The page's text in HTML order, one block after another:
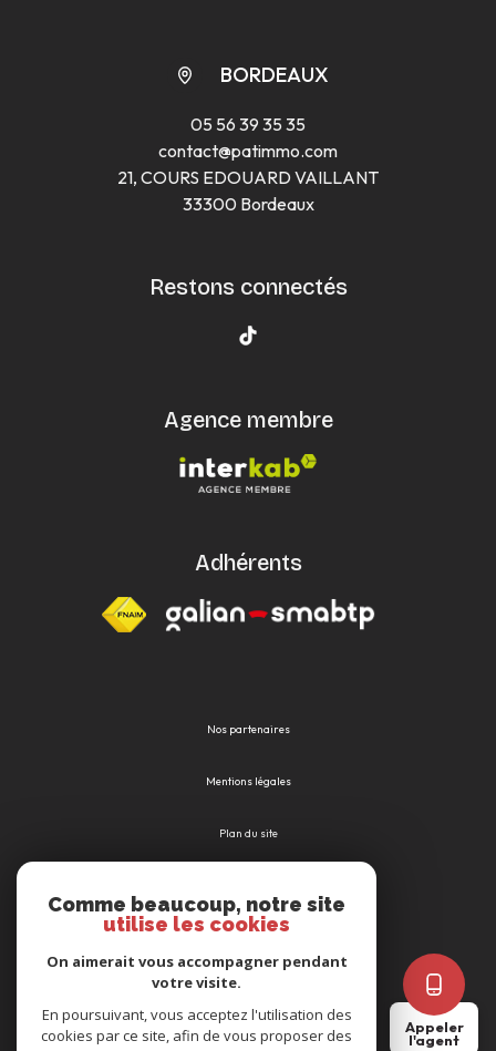
Appeler
l'agent
BORDEAUX
05 56 39 35 35
contact@patimmo.com
21, COURS EDOUARD VAILLANT
33300 Bordeaux
Restons connectés
Agence membre
Adhérents
Nos partenaires
Mentions légales
Plan du site
Politique RGPD
Cookies
Comme beaucoup, notre site
utilise les cookies
On aimerait vous accompagner pendant
votre visite.
En poursuivant, vous acceptez l'utilisation des
cookies par ce site, afin de vous proposer des